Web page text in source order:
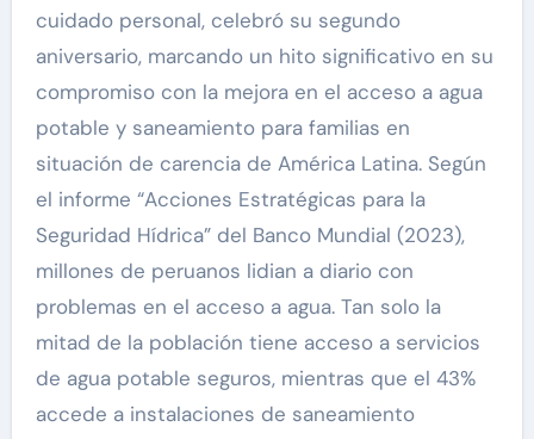
cuidado personal, celebró su segundo
aniversario, marcando un hito significativo en su
compromiso con la mejora en el acceso a agua
potable y saneamiento para familias en
situación de carencia de América Latina. Según
el informe “Acciones Estratégicas para la
Seguridad Hídrica” del Banco Mundial (2023),
millones de peruanos lidian a diario con
problemas en el acceso a agua. Tan solo la
mitad de la población tiene acceso a servicios
de agua potable seguros, mientras que el 43%
accede a instalaciones de saneamiento